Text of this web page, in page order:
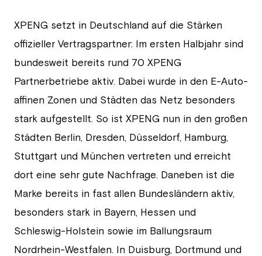
XPENG setzt in Deutschland auf die Stärken
offizieller Vertragspartner: Im ersten Halbjahr sind
bundesweit bereits rund 70 XPENG
Partnerbetriebe aktiv. Dabei wurde in den E-Auto-
affinen Zonen und Städten das Netz besonders
stark aufgestellt. So ist XPENG nun in den großen
Städten Berlin, Dresden, Düsseldorf, Hamburg,
Stuttgart und München vertreten und erreicht
dort eine sehr gute Nachfrage. Daneben ist die
Marke bereits in fast allen Bundesländern aktiv,
besonders stark in Bayern, Hessen und
Schleswig-Holstein sowie im Ballungsraum
Nordrhein-Westfalen. In Duisburg, Dortmund und